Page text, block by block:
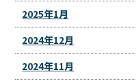
2025年1月
2024年12月
2024年11月